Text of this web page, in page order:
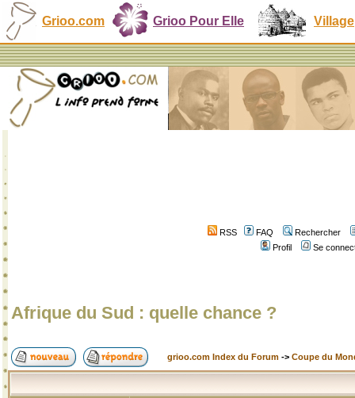
Grioo.com Grioo Pour Elle Village
RSS FAQ
Rechercher
Profil
Se
Afrique du Sud : quelle chance ?
grioo.com Index du Forum -> Coupe du